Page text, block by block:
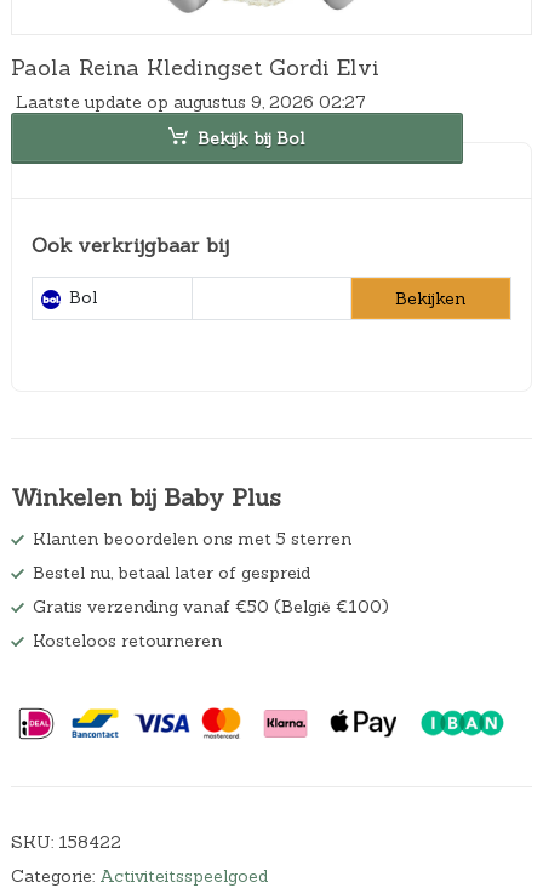
Paola Reina Kledingset Gordi Elvi
Laatste update op augustus 9, 2026 02:27
Bekijk bij Bol
Ook verkrijgbaar bij
Bol Bekijken
Winkelen bij Baby Plus
Klanten beoordelen ons met 5 sterren
Bestel nu, betaal later of gespreid
Gratis verzending vanaf €50 (België €100)
Kosteloos retourneren
SKU: 158422
Categorie: Activiteitsspeelgoed